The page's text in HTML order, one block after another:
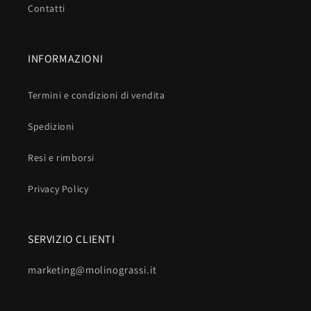
Contatti
INFORMAZIONI
Termini e condizioni di vendita
Spedizioni
Resi e rimborsi
Privacy Policy
SERVIZIO CLIENTI
marketing@molinograssi.it